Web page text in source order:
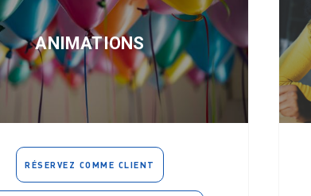
ANIMATIONS
RÉSERVEZ COMME CLIENT